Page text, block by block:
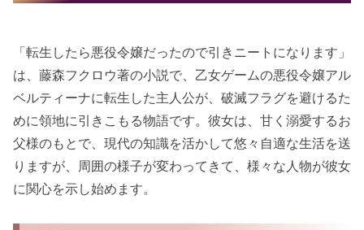
「転生したら悪役令嬢だったので引きニートになります」
は、藤森フクロウ著の小説で、乙女ゲームの悪役令嬢アル
ベルティーナに転生した主人公が、破滅フラグを避けるた
めに領地に引きこもる物語です。彼女は、甘く溺愛するお
父様のもとで、現代の知識を活かして悠々自適な生活を送
りますが、周囲の様子が変わってきて、様々な人物が彼女
に関心を示し始めます。